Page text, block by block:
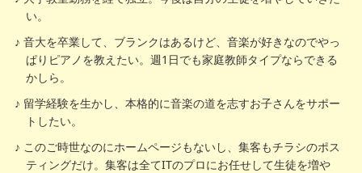
い。
音大を卒業して、ブランクはあるけど、音楽が好きなのでやっ
ぱりピアノを教えたい。週1日でも家庭教師タイプならできる
かしら。
留学経験を生かし、本格的に音楽の道を志すお子さんをサポー
トしたい。
このご時世なのにホームページもないし、集客もチラシのポス
ティングだけ。集客は全てITのプロにお任せして生徒を増や